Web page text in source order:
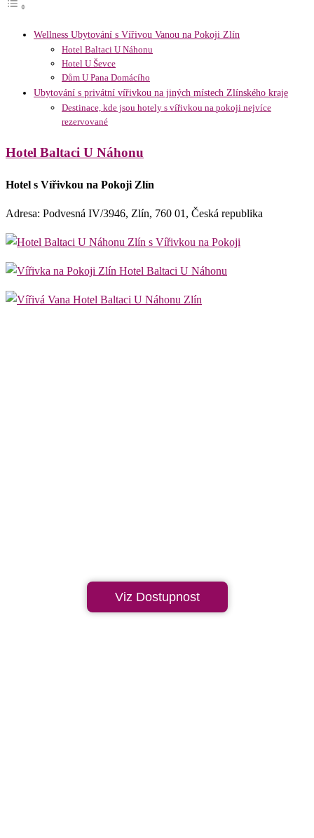
Wellness Ubytování s Vířivou Vanou na Pokoji Zlín
Hotel Baltaci U Náhonu
Hotel U Ševce
Dům U Pana Domácího
Ubytování s privátní vířivkou na jiných místech Zlínského kraje
Destinace, kde jsou hotely s vířivkou na pokoji nejvíce
rezervované
Hotel Baltaci U Náhonu
Hotel s Vířivkou na Pokoji Zlín
Adresa: Podvesná IV/3946, Zlín, 760 01, Česká republika
Viz Dostupnost